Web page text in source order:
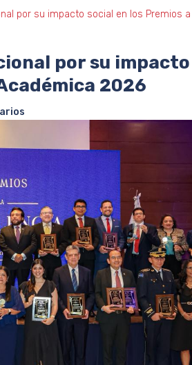
por su impacto social en los Premios
por su
2026